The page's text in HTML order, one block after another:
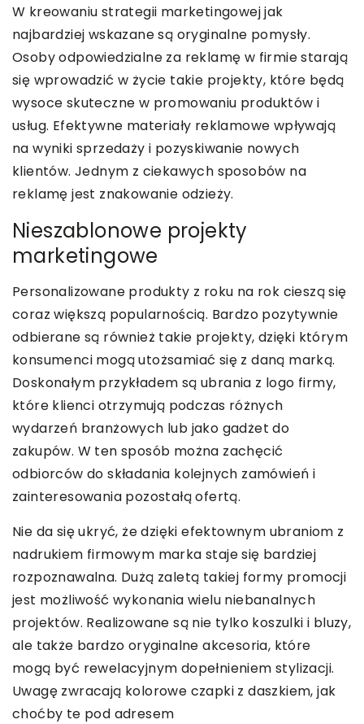
W kreowaniu strategii marketingowej jak
najbardziej wskazane są oryginalne pomysły.
Osoby odpowiedzialne za reklamę w firmie starają
się wprowadzić w życie takie projekty, które będą
wysoce skuteczne w promowaniu produktów i
usług. Efektywne materiały reklamowe wpływają
na wyniki sprzedaży i pozyskiwanie nowych
klientów. Jednym z ciekawych sposobów na
reklamę jest znakowanie odzieży.
Nieszablonowe projekty
marketingowe
Personalizowane produkty z roku na rok cieszą się
coraz większą popularnością. Bardzo pozytywnie
odbierane są również takie projekty, dzięki którym
konsumenci mogą utożsamiać się z daną marką.
Doskonałym przykładem są ubrania z logo firmy,
które klienci otrzymują podczas różnych
wydarzeń branżowych lub jako gadżet do
zakupów. W ten sposób można zachęcić
odbiorców do składania kolejnych zamówień i
zainteresowania pozostałą ofertą.
Nie da się ukryć, że dzięki efektownym ubraniom z
nadrukiem firmowym marka staje się bardziej
rozpoznawalna. Dużą zaletą takiej formy promocji
jest możliwość wykonania wielu niebanalnych
projektów. Realizowane są nie tylko koszulki i bluzy,
ale także bardzo oryginalne akcesoria, które
mogą być rewelacyjnym dopełnieniem stylizacji.
Uwagę zwracają kolorowe czapki z daszkiem, jak
choćby te pod adresem